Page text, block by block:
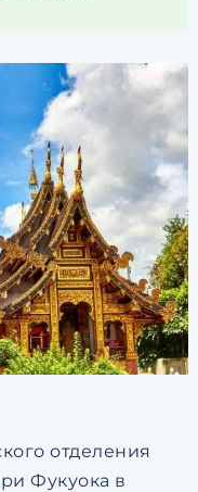
отделения
Фукуока в